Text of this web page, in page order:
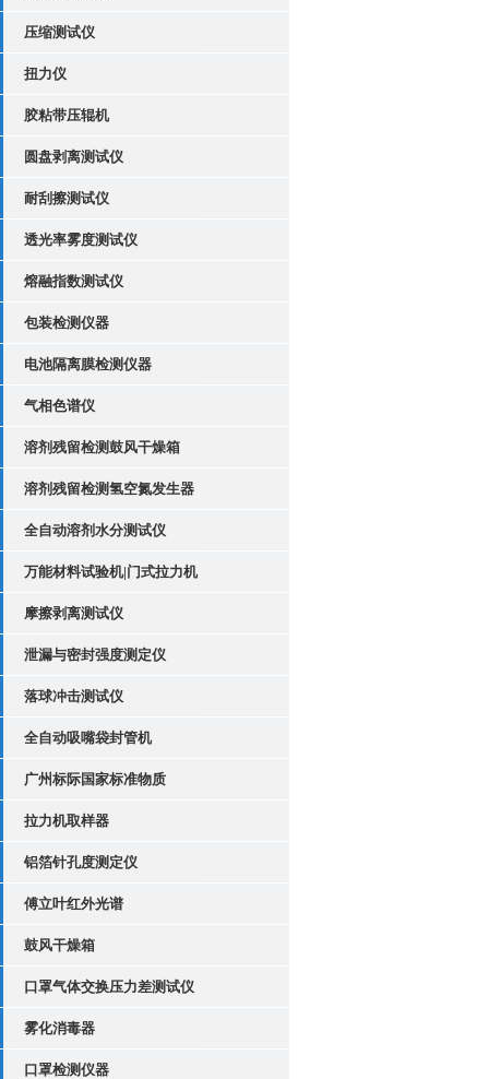
压缩测试仪
扭力仪
胶粘带压辊机
圆盘剥离测试仪
耐刮擦测试仪
透光率雾度测试仪
熔融指数测试仪
包装检测仪器
电池隔离膜检测仪器
气相色谱仪
溶剂残留检测鼓风干燥箱
溶剂残留检测氢空氮发生器
全自动溶剂水分测试仪
万能材料试验机|门式拉力机
摩擦剥离测试仪
泄漏与密封强度测定仪
落球冲击测试仪
全自动吸嘴袋封管机
广州标际国家标准物质
拉力机取样器
铝箔针孔度测定仪
傅立叶红外光谱
鼓风干燥箱
口罩气体交换压力差测试仪
雾化消毒器
口罩检测仪器